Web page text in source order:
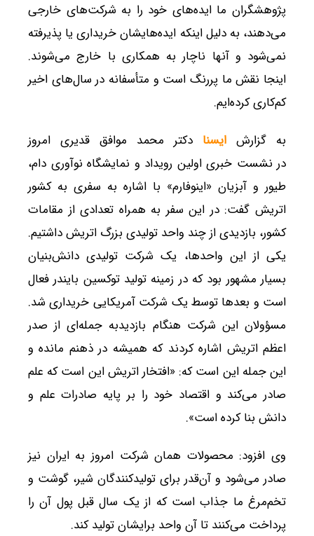
پژوهشگران ما ایده‌های خود را به شرکت‌های خارجی
می‌دهند، به دلیل اینکه ایده‌هایشان خریداری یا پذیرفته
نمی‌شود و آنها ناچار به همکاری با خارج می‌شوند.
اینجا نقش ما پررنگ است و متأسفانه در سال‌های اخیر
کم‌کاری کرده‌ایم.
به گزارش ایسنا دکتر محمد موافق قدیری امروز
در نشست خبری اولین رویداد و نمایشگاه نوآوری دام،
طیور و آبزیان «اینوفارم» با اشاره به سفری به کشور
اتریش گفت: در این سفر به همراه تعدادی از مقامات
کشور، بازدیدی از چند واحد تولیدی بزرگ اتریش داشتیم.
یکی از این واحدها، یک شرکت تولیدی دانش‌بنیان
بسیار مشهور بود که در زمینه تولید توکسین بایندر فعال
است و بعدها توسط یک شرکت آمریکایی خریداری شد.
مسؤولان این شرکت هنگام بازدیدبه جمله‌ای از صدر
اعظم اتریش اشاره کردند که همیشه در ذهنم مانده و
این جمله این است که: «افتخار اتریش این است که علم
صادر می‌کند و اقتصاد خود را بر پایه صادرات علم و
دانش بنا کرده است».
وی افزود: محصولات همان شرکت امروز به ایران نیز
صادر می‌شود و آن‌قدر برای تولیدکنندگان شیر، گوشت و
تخم‌مرغ ما جذاب است که از یک سال قبل پول آن را
پرداخت می‌کنند تا آن واحد برایشان تولید کند.